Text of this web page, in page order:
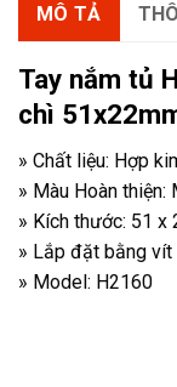
MÔ TẢ
Tay nắm tủ
chì
» Chất liệu: Hợp
» Màu Hoàn thiện:
» Kích thước: 51 x
» Lắp đặt bằng vít
» Model: H2160